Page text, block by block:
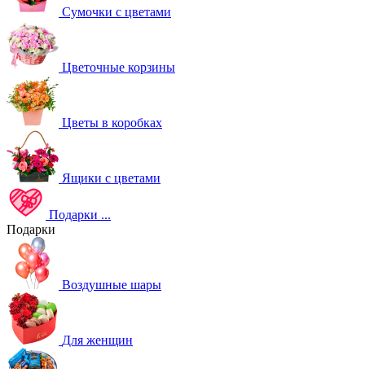
Сумочки с цветами
Цветочные корзины
Цветы в коробках
Ящики с цветами
Подарки ...
Подарки
Воздушные шары
Для женщин